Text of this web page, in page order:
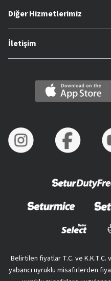
Diğer Hizmetlerimiz
İletişim
Belirtilen fiyatlar T.C. ve
yabancı uyruklu misafirlerden